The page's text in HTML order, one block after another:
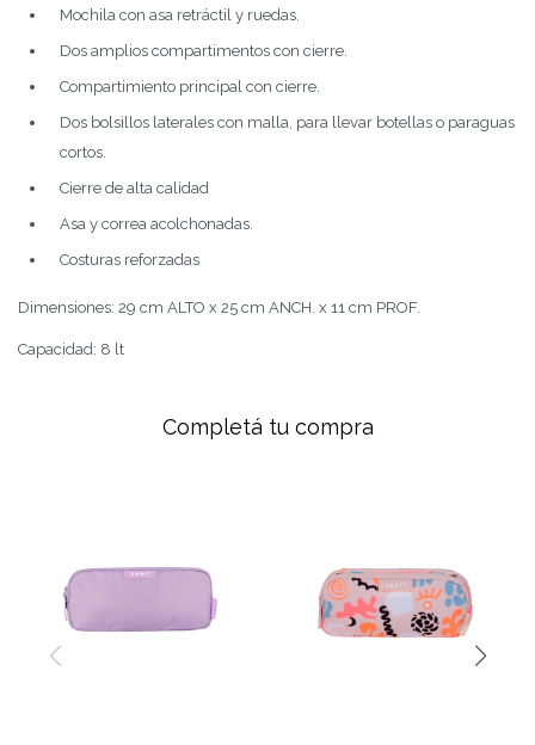
Mochila con asa retráctil y ruedas.
Dos amplios compartimentos con cierre.
Compartimiento principal con cierre.
Dos bolsillos laterales con malla, para llevar botellas o paraguas
cortos.
Cierre de alta calidad
Asa y correa acolchonadas.
Costuras reforzadas
Dimensiones: 29 cm ALTO x 25 cm ANCH. x 11 cm PROF.
Capacidad: 8 lt
Completá tu compra